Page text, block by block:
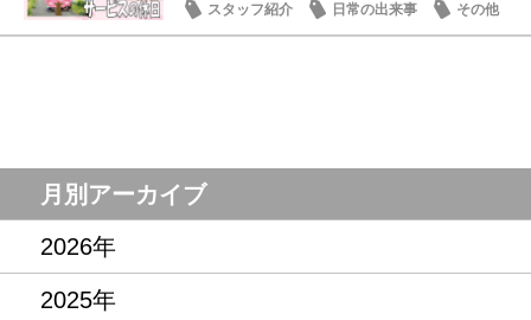
スタッフ紹介 日常の出来事 その他
月別アーカイブ
2026年
2025年